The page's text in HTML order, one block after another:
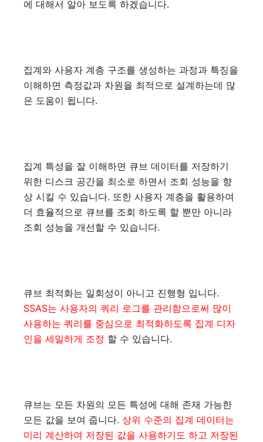
에 대해서 알아 보도록 하겠습니다.
집계와 사용자 계층 구조를 생성하는 과정과 특징을
이해하면 측정값과 차원을 최적으로 설계하는데 많
은 도움이 됩니다.
집계 특성을 잘 이해하면 큐브 데이터를 저장하기
위한 디스크 공간을 최소로 하면서 조회 성능을 향
상 시킬 수 있습니다. 또한 사용자 계층을 활용하여
더 효율적으로 큐브를 조회 하도록 할 뿐만 아니라
조회 성능을 개선할 수 있습니다.
큐브 최적화는 일회성이 아니고 진행형 입니다.
SSAS는 사용자의 쿼리 로그를 관리함으로써 많이
사용하는 쿼리를 중심으로 최적화하도록 집계 디자
인을 세밀하게 조정 할 수 있습니다.
큐브는 모든 차원의 모든 특성에 대해 존재 가능한
모든 값을 보여 줍니다. 상위 수준의 집계 데이터는
미리 계산하여 저장된 값을 사용하기도 하고 저장된